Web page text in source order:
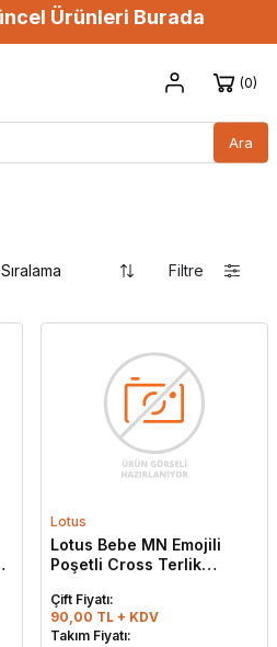
Ürünleri Burada
Ara
0
Filtre
Lotus
Lotus Bebe MN Emojili
Poşetli Cross Terlik
Çift Fiyatı:
90,00 TL + KDV
Takım Fiyatı: